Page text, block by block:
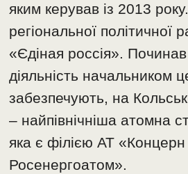
яким керував із 2013
регіональної політичної
«Єдіная россія».
діяльність начальником
забезпечують, на
– найпівнічніша атомна
яка є філією АТ «Концерн
Росенергоатом».